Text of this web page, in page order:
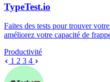
TypeTest.io
Faites des tests pour trouver
améliorez votre capacité de
Productivité
1 2 3 4